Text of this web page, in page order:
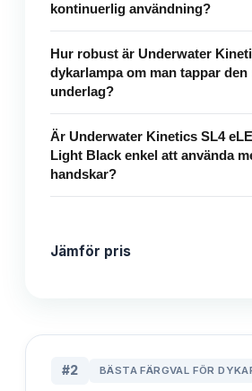
kontinuerlig användning?
Hur robust är Underwater
dykarlampa om man tappar den
underlag?
Är Underwater Kinetics SL4
Light Black enkel att använda
handskar?
Jämför pris
#2 BÄSTA FÄRGVAL FÖR